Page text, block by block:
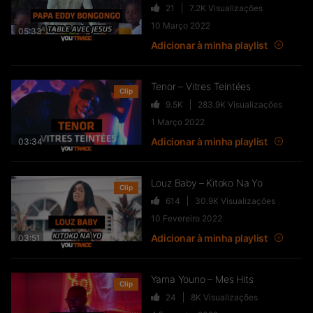
FTR – La Dote
37 10.8KVisualizações
Live & Freestyles – SADEK sur
SLK, Gazo & Heuss L’enfoiré –
IMMERSION du clip “Unité”
99 7.2KVisualizações
NEJ’ découvre le rap marocain
(Elgrandetoto, Khtek, Krtas
05:33
21 7.2K Visualizações
10 Março 2022
Adicionar à minha playlist
03:34
Clip Tenor – Vitres Teintées
9.5K 283.9K Visualizações
1 Março 2022
Adicionar à minha playlist
03:51
Clip Louz Baby – Kitoko Na Yo
614 30.9K Visualizações
10 Fevereiro 2022
Adicionar à minha playlist
Clip Yama Youno – Mes Hits
24 8K Visualizações